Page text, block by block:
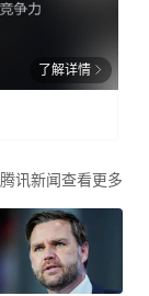
了解详情
讯新闻查看更多